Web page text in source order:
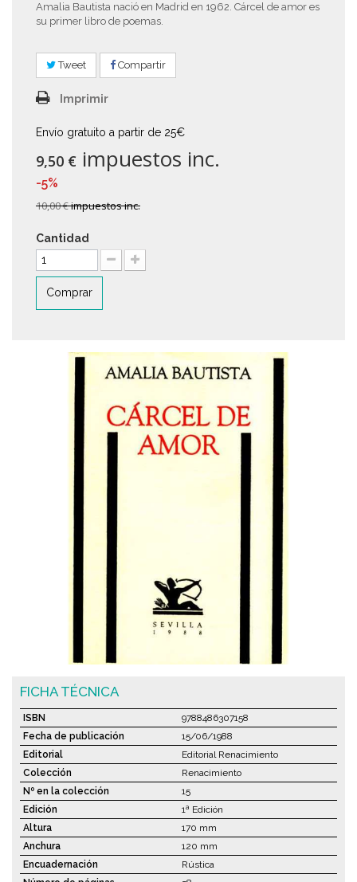
Amalia Bautista nació en Madrid en 1962. Cárcel de amor es
su primer libro de poemas.
Tweet Compartir
Imprimir
Envío gratuito a partir de 25€
9,50 € impuestos inc.
-5%
10,00 €impuestos inc.
Cantidad
Comprar
FICHA TÉCNICA
ISBN
9788486307158
Fecha de publicación
15/06/1988
Editorial
Editorial Renacimiento
Colección
Renacimiento
Nº en la colección
15
Edición
1ª Edición
Altura
170 mm
Anchura
120 mm
Encuadernación
Rústica